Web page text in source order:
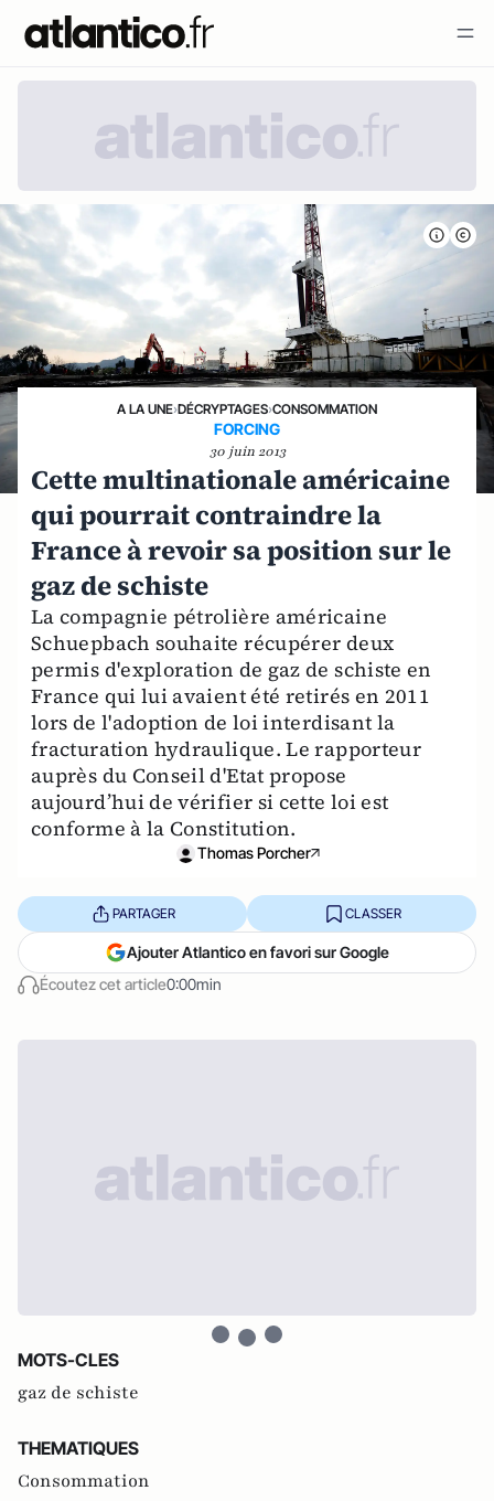
A LA UNE›DÉCRYPTAGES›CONSOMMATION
FORCING
30 juin 2013
Cette multinationale américaine
qui pourrait contraindre la
France à revoir sa position sur le
gaz de schiste
La compagnie pétrolière américaine
Schuepbach souhaite récupérer deux
permis d'exploration de gaz de schiste en
France qui lui avaient été retirés en 2011
lors de l'adoption de loi interdisant la
fracturation hydraulique. Le rapporteur
auprès du Conseil d'Etat propose
aujourd’hui de vérifier si cette loi est
conforme à la Constitution.
Thomas Porcher
Écoutez cet article0:00min
PARTAGER CLASSER
Ajouter Atlantico en favori sur Google
MOTS-CLES
gaz de schiste
THEMATIQUES
Consommation